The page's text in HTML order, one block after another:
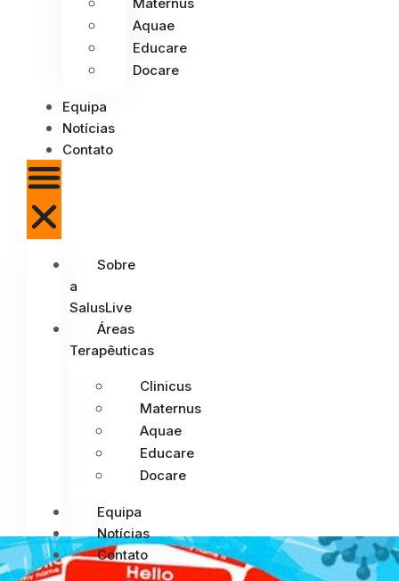
Aquae
Educare
Docare
Equipa
Notícias
Contato
Sobre
a
SalusLive
Áreas
Terapêuticas
Clinicus
Maternus
Aquae
Educare
Docare
Equipa
Notícias
Contato